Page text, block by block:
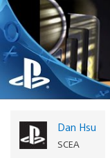
Dan Hsu
SCEA